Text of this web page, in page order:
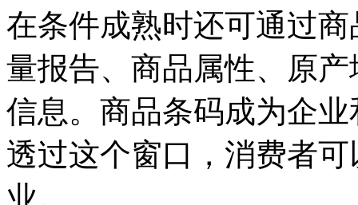
在条件成熟时还可通过
量报告、商品属性、原产
信息。商品条码成为企
透过这个窗口，消费者
业。